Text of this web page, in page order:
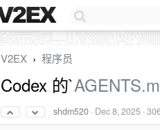
V2EX › 程序员
Codex 的`
shdm520 · Dec 8, 2025 ·